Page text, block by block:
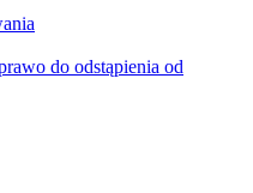
do odstąpienia od